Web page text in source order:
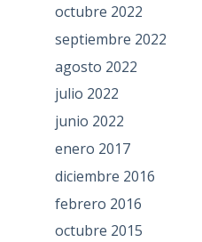
octubre 2022
septiembre 2022
agosto 2022
julio 2022
junio 2022
enero 2017
diciembre 2016
febrero 2016
octubre 2015